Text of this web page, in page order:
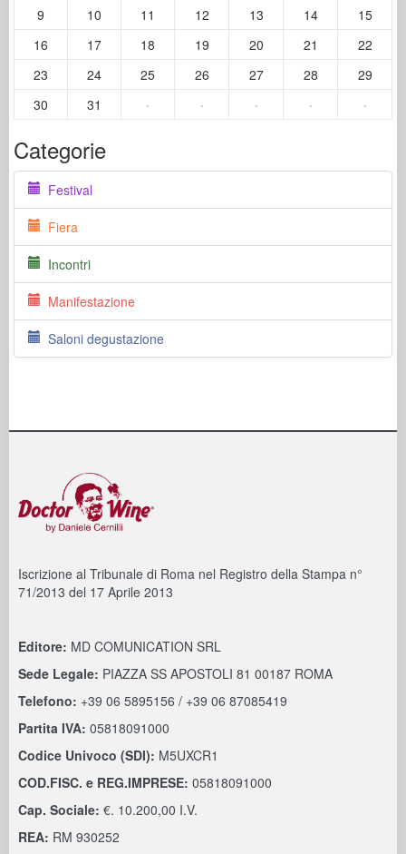
9 10 11 12 13 14
15
16
17 18 19 20 21
22
23
24 25 26 27 28
29
30
31 · · · · ·
Categorie
Festival
Fiera
Incontri
Manifestazione
Saloni degustazione
Iscrizione al Tribunale di Roma nel Registro della Stampa n°
71/2013 del 17 Aprile 2013
Editore: MD COMUNICATION SRL
Sede Legale: PIAZZA SS APOSTOLI 81 00187 ROMA
Telefono: +39 06 5895156 / +39 06 87085419
Partita IVA: 05818091000
Codice Univoco (SDI): M5UXCR1
COD.FISC. e REG.IMPRESE: 05818091000
Cap. Sociale: €. 10.200,00 I.V.
REA: RM 930252